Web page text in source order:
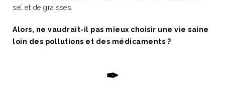
sel et de graisses.
Alors, ne vaudrait-il pas mieux choisir une vie saine
loin des pollutions et des médicaments ?
✒